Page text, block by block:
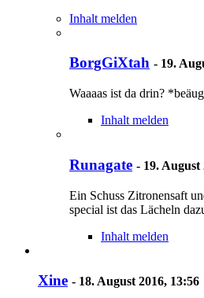
Inhalt melden
BorgGiXtah - 19.
Waaaas ist da drin?
Inhalt melden
Runagate - 19. August
Ein Schuss Zitronensaft
special ist das Lächeln
Inhalt melden
Xine - 18. August 2016, 13:56